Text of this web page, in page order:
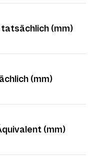
(mm)
(mm)
(mm)